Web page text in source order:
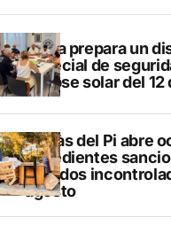
Xàbia prepara un
especial de
eclipse solar del 12
L’Alfàs del Pi abre
expedientes
vertidos
agosto